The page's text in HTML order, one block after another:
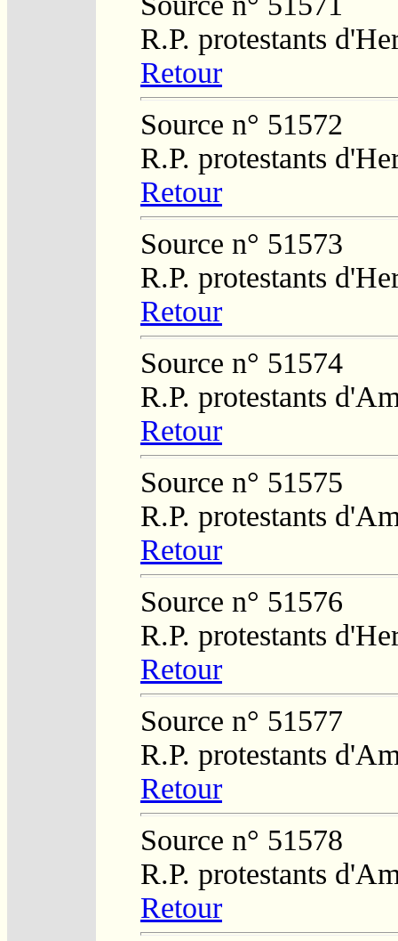
R.P. protestants
Retour
Source n° 51572
R.P. protestants
Retour
Source n° 51573
R.P. protestants
Retour
Source n° 51574
R.P. protestants
Retour
Source n° 51575
R.P. protestants
Retour
Source n° 51576
R.P. protestants
Retour
Source n° 51577
R.P. protestants
Retour
Source n° 51578
R.P. protestants
Retour